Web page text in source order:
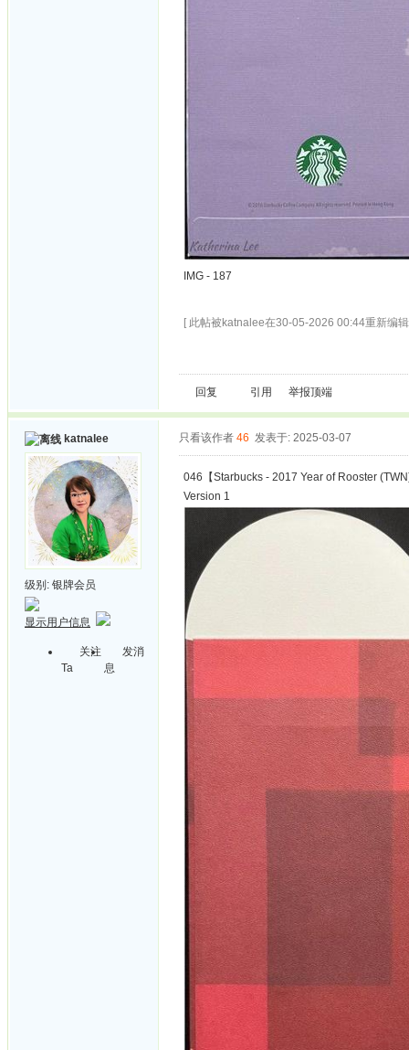
IMG - 187
[ 此帖被katnalee在30-05-2026 00:44重新编
回复 引用 举报顶端
katnalee
级别: 银牌会员
显示用户信息
关注
Ta
发消
息
只看该作者 46 发表于: 2025-03-07
046【Starbucks - 2017 Year of Rooster
Version 1